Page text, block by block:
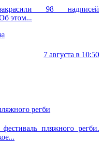
98 надписей
этом...
7 августа в 10:50
регби
пляжного регби.